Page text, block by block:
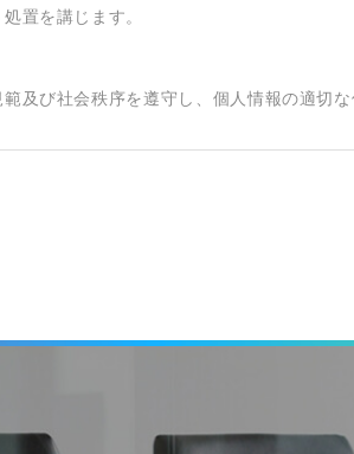
置を講じます。
及び社会秩序を遵守し、個人情報の適切
全社員で徹底して運用するとともに定期